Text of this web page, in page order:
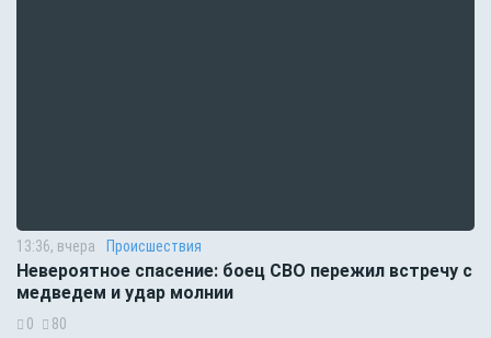
13:36, вчера Происшествия
Невероятное спасение: боец СВО пережил встречу с
медведем и удар молнии
0 80